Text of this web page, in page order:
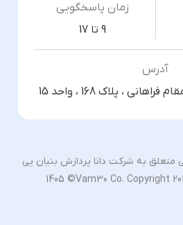
زمان پاسخگویی
9 تا 17
آدرس
، پلاک 168 ، واحد 15
به شرکت دانا پردازش بنیان پی
1405 ©Vam30 Co. Copyright